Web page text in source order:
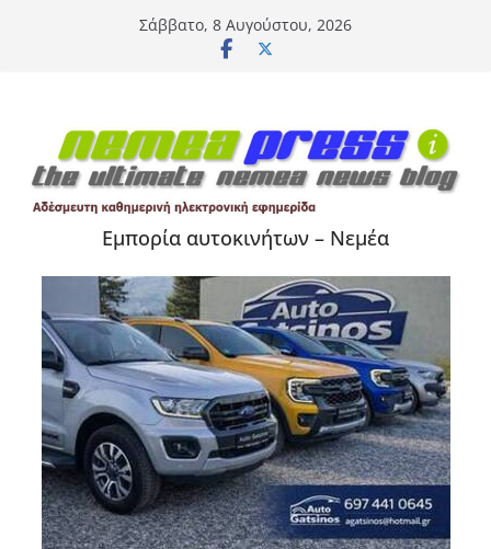
Σάββατο, 8 Αυγούστου, 2026
Εμπορία αυτοκινήτων – Νεμέα